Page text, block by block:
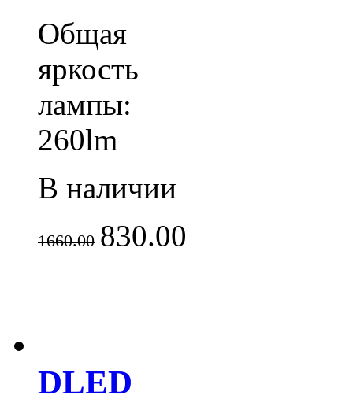
Общая
яркость
лампы:
260lm
В наличии
1660.00 830.00
DLED